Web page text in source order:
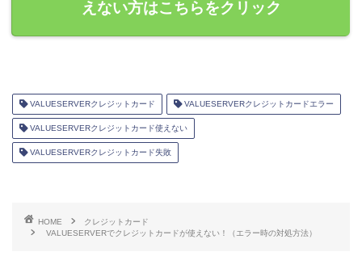
えない方はこちらをクリック
VALUESERVERクレジットカード VALUESERVERクレジットカードエラー
VALUESERVERクレジットカード使えない
VALUESERVERクレジットカード失敗
HOME
クレジットカード
VALUESERVERでクレジットカードが使えない！（エラー時の対処方法）